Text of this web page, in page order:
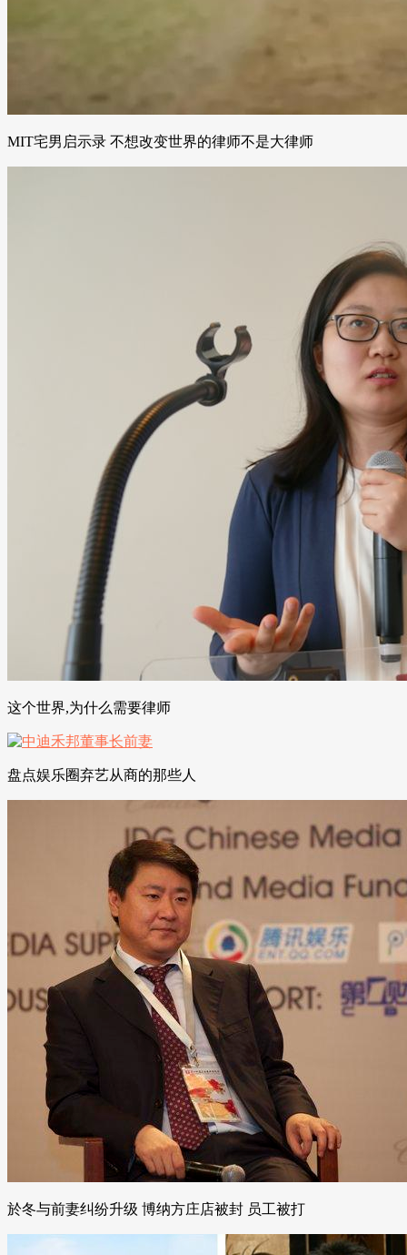
MIT宅男启示录 不想改变世界的律师不是大律师
这个世界,为什么需要律师
盘点娱乐圈弃艺从商的那些人
於冬与前妻纠纷升级 博纳方庄店被封 员工被打